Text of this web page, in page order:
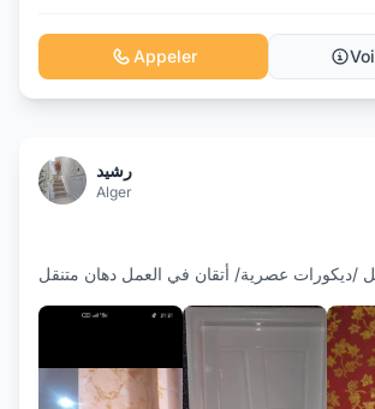
Appeler
رشيد
Alger
/ديكورات عصرية/ أتقان في العمل دهان متنقل